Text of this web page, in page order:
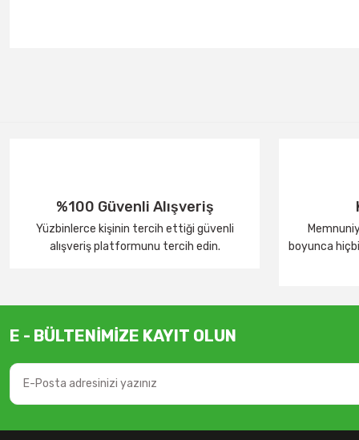
%100 Güvenli Alışveriş
Yüzbinlerce kişinin tercih ettiği güvenli
alışveriş platformunu tercih edin.
boyunca
E - BÜLTENİMİZE KAYIT OLUN